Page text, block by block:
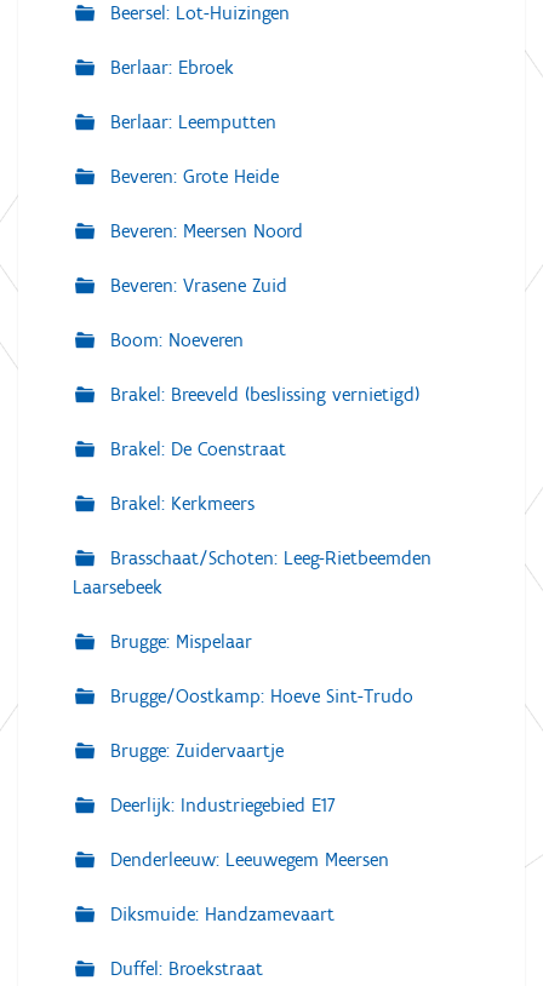
Beersel: Lot-Huizingen
Berlaar: Ebroek
Berlaar: Leemputten
Beveren: Grote Heide
Beveren: Meersen Noord
Beveren: Vrasene Zuid
Boom: Noeveren
Brakel: Breeveld (beslissing vernietigd)
Brakel: De Coenstraat
Brakel: Kerkmeers
Brasschaat/Schoten: Leeg-Rietbeemden
Laarsebeek
Brugge: Mispelaar
Brugge/Oostkamp: Hoeve Sint-Trudo
Brugge: Zuidervaartje
Deerlijk: Industriegebied E17
Denderleeuw: Leeuwegem Meersen
Diksmuide: Handzamevaart
Duffel: Broekstraat